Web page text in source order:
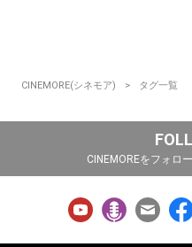
CINEMORE(シネモア) タグ一覧
CINEMOREをフォロ